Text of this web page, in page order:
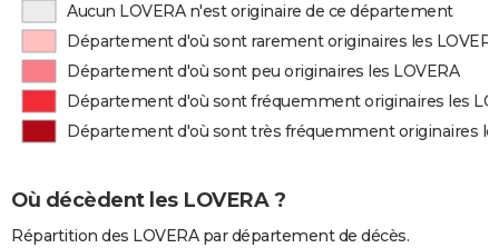
Aucun LOVERA n'est originaire de ce département
Département d'où sont rarement originaires les
Département d'où sont peu originaires les LOVERA
Département d'où sont fréquemment originaires les
Département d'où sont très fréquemment originaires
Où décèdent les LOVERA ?
Répartition des LOVERA par département de décès.